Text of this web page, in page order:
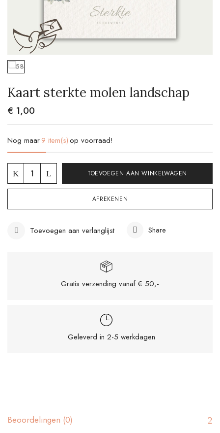
Kaart sterkte molen landschap
€ 1,00
Nog maar9 item(s)op voorraad!
TOEVOEGEN AAN WINKELWAGEN
AFREKENEN
Toevoegen aan verlanglijst Share
Gratis verzending vanaf € 50,-
Geleverd in 2-5 werkdagen
Beoordelingen (0)
Mijn naam, e-mail en site opslaan in deze